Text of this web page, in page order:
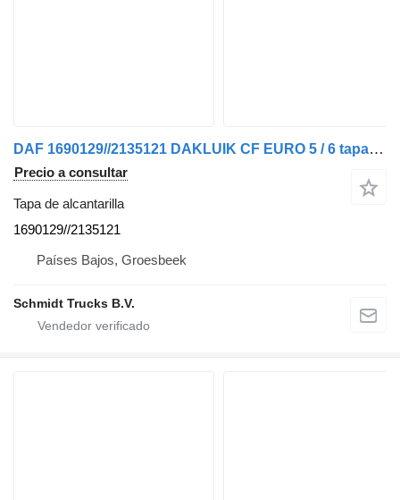
DAF 1690129//2135121 DAKLUIK CF EURO 5 / 6 tapa de alcantarilla para camión
Precio a consultar
Tapa de alcantarilla
1690129//2135121
Países Bajos, Groesbeek
Schmidt Trucks B.V.